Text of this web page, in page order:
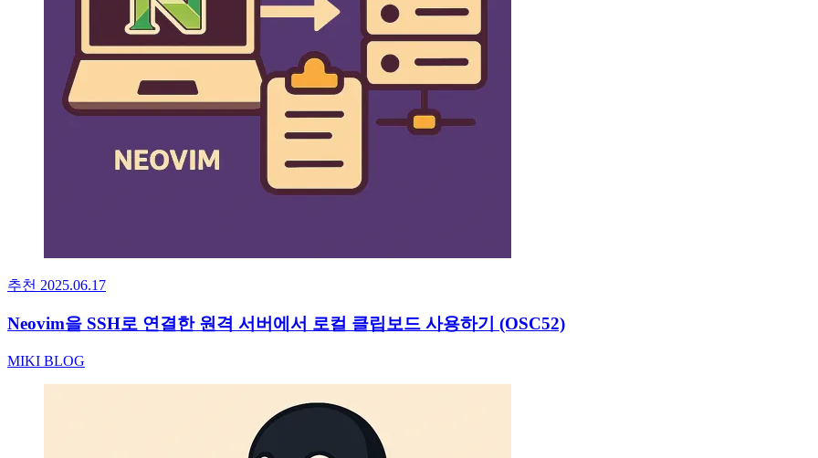
추천 2025.06.17
Neovim을 SSH로 연결한 원격 서버에서 로컬 클립보드 사용하기 (OSC52)
MIKI BLOG